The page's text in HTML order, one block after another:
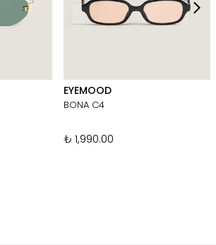
EYEMOOD
BONA C4
₺ 1,990.00